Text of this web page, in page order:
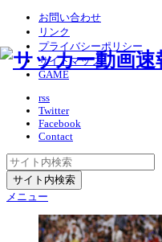
お問い合わせ
リンク
プライバシーポリシー
サイトマップ
GAME
rss
Twitter
Facebook
Contact
メニュー